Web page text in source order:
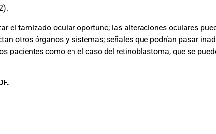
el tamizado ocular oportuno; las alteraciones oculares
otros órganos y sistemas; señales que podrían pasar
pacientes como en el caso del retinoblastoma, que se